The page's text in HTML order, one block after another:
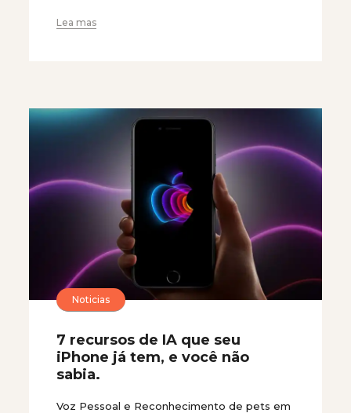
Lea mas
Noticias
7 recursos de IA que seu
iPhone já tem, e você não
sabia.
Voz Pessoal e Reconhecimento de pets em